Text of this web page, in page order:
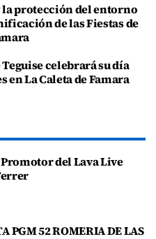
la protección del entorno
de las Fiestas de
celebrará su día
en La Caleta de Famara
del Lava Live
PGM 52 ROMERIA DE LAS